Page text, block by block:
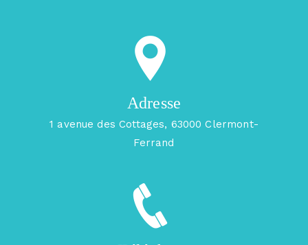
Adresse
1 avenue des Cottages, 63000 Clermont-
Ferrand